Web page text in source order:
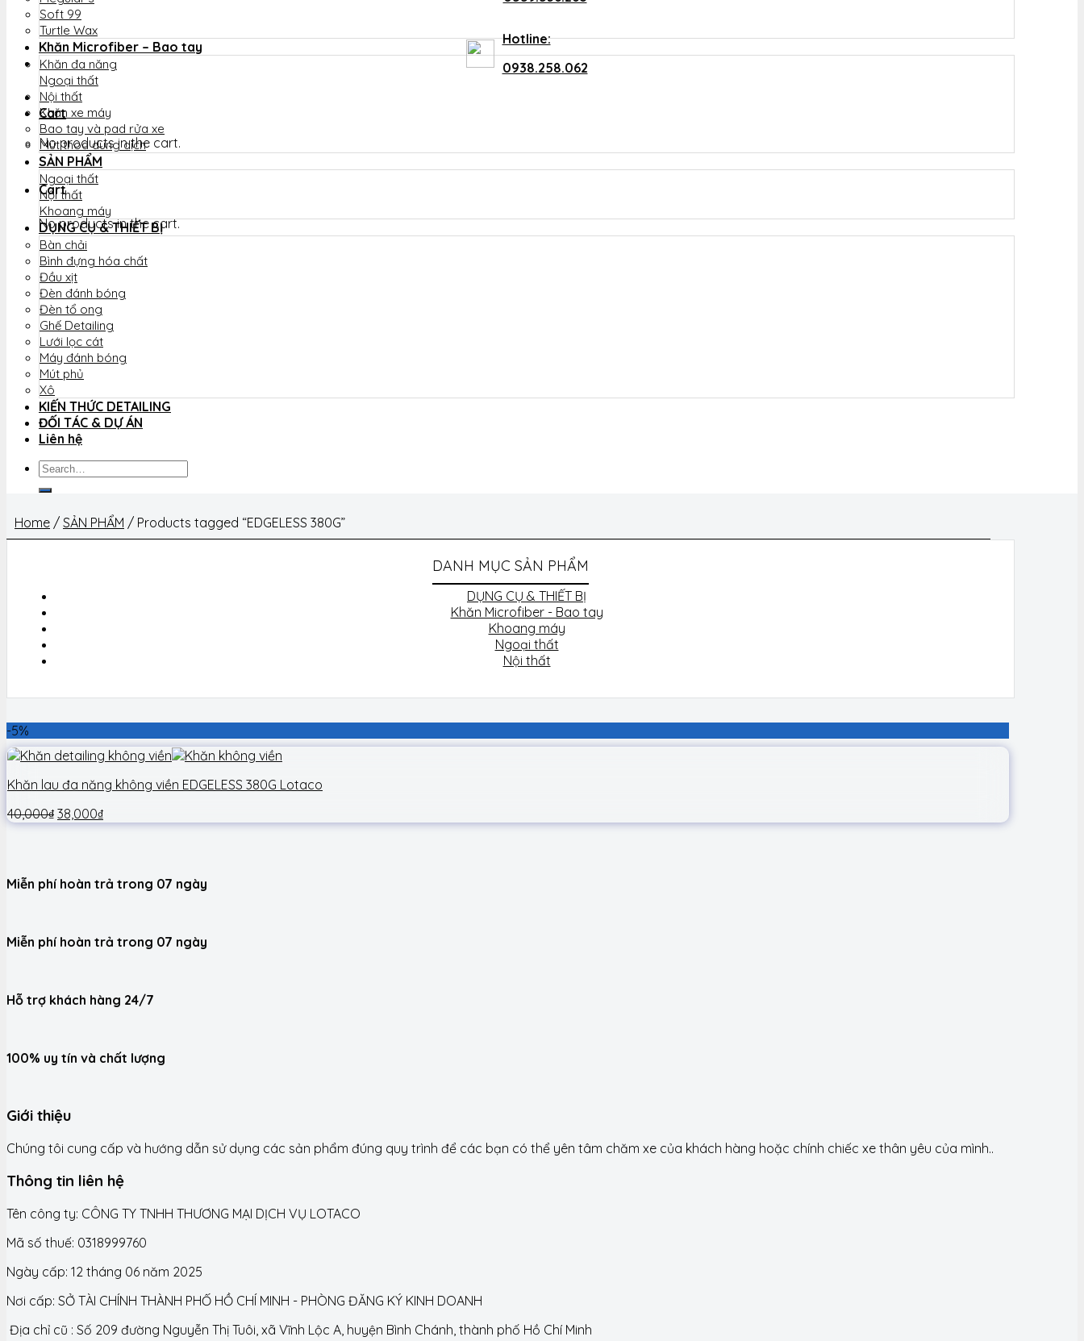
Hotline:
0938.258.062
Cart
No products in the cart.
Cart
No products in the cart.
Soft 99
Turtle Wax
Khăn Microfiber – Bao tay
Khăn đa năng
Ngoại thất
Nội thất
Khăn xe máy
Bao tay và pad rửa xe
Mút thoa dung dịch
SẢN PHẨM
Ngoại thất
Nội thất
Khoang máy
DỤNG CỤ & THIẾT BỊ
Bàn chải
Bình đựng hóa chất
Đầu xịt
Đèn đánh bóng
Đèn tổ ong
Ghế Detailing
Lưới lọc cát
Máy đánh bóng
Mút phủ
Xô
KIẾN THỨC DETAILING
ĐỐI TÁC & DỰ ÁN
Liên hệ
Search
Home / SẢN PHẨM / Products tagged “EDGELESS 380G”
DANH MỤC SẢN PHẨM
DỤNG CỤ & THIẾT BỊ
Khăn Microfiber - Bao tay
Khoang máy
Ngoại thất
Nội thất
-5%
Khăn lau đa năng không viền EDGELESS 380G Lotaco
40,000₫ 38,000₫
Miễn phí hoàn trả trong 07 ngày
Miễn phí hoàn trả trong 07 ngày
Hỗ trợ khách hàng 24/7
100% uy tín và chất lượng
Giới thiệu
Chúng tôi cung cấp và hướng dẫn sử dụng các sản phẩm đúng quy trình để các bạn có thể yên tâm chăm xe của khách hàng hoặc chính chiếc xe thân yêu của mình..
Thông tin liên hệ
Tên công ty: CÔNG TY TNHH THƯƠNG MẠI DỊCH VỤ LOTACO
Mã số thuế: 0318999760
Ngày cấp: 12 tháng 06 năm 2025
Nơi cấp: SỞ TÀI CHÍNH THÀNH PHỐ HỒ CHÍ MINH - PHÒNG ĐĂNG KÝ KINH DOANH
Địa chỉ cũ : Số 209 đường Nguyễn Thị Tuôi, xã Vĩnh Lộc A, huyện Bình Chánh, thành phố Hồ Chí Minh